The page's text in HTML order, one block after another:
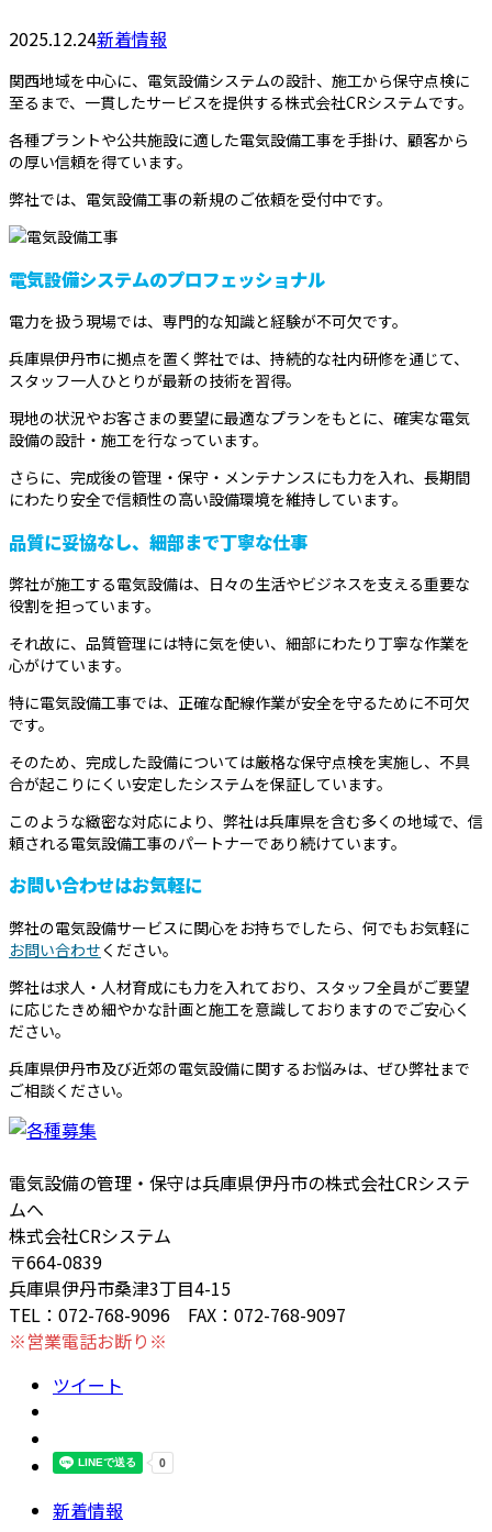
2025.12.24新着情報
関西地域を中心に、電気設備システムの設計、施工から保守点検に
至るまで、一貫したサービスを提供する株式会社CRシステムです。
各種プラントや公共施設に適した電気設備工事を手掛け、顧客から
の厚い信頼を得ています。
弊社では、電気設備工事の新規のご依頼を受付中です。
電気設備システムのプロフェッショナル
電力を扱う現場では、専門的な知識と経験が不可欠です。
兵庫県伊丹市に拠点を置く弊社では、持続的な社内研修を通じて、
スタッフ一人ひとりが最新の技術を習得。
現地の状況やお客さまの要望に最適なプランをもとに、確実な電気
設備の設計・施工を行なっています。
さらに、完成後の管理・保守・メンテナンスにも力を入れ、長期間
にわたり安全で信頼性の高い設備環境を維持しています。
品質に妥協なし、細部まで丁寧な仕事
弊社が施工する電気設備は、日々の生活やビジネスを支える重要な
役割を担っています。
それ故に、品質管理には特に気を使い、細部にわたり丁寧な作業を
心がけています。
特に電気設備工事では、正確な配線作業が安全を守るために不可欠
です。
そのため、完成した設備については厳格な保守点検を実施し、不具
合が起こりにくい安定したシステムを保証しています。
このような緻密な対応により、弊社は兵庫県を含む多くの地域で、信
頼される電気設備工事のパートナーであり続けています。
お問い合わせはお気軽に
弊社の電気設備サービスに関心をお持ちでしたら、何でもお気軽に
お問い合わせ ください。
弊社は求人・人材育成にも力を入れており、スタッフ全員がご要望
に応じたきめ細やかな計画と施工を意識しておりますのでご安心く
ださい。
兵庫県伊丹市及び近郊の電気設備に関するお悩みは、ぜひ弊社まで
ご相談ください。
電気設備の管理・保守は兵庫県伊丹市の株式会社CRシステ
ムへ
株式会社CRシステム
〒664-0839
兵庫県伊丹市桑津3丁目4-15
TEL：072-768-9096 FAX：072-768-9097
※営業電話お断り※
ツイート
新着情報